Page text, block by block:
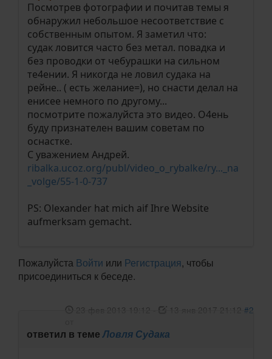
Посмотрев фотографии и почитав темы я
обнаружил небольшое несоответствие с
собственным опытом. Я заметил что:
судак ловится часто без метал. повадка и
без проводки от чебурашки на сильном
те4ении. Я никогда не ловил судака на
рейне.. ( есть желание=), но снасти делал на
енисее немного по другому...
посмотрите пожалуйста это видео. О4ень
буду признателен вашим советам по
оснастке.
С уважением Андрей.
ribalka.ucoz.org/publ/video_o_rybalke/ry..._na
_volge/55-1-0-737
PS: Olexander hat mich aif Ihre Website
aufmerksam gemacht.
Пожалуйста Войти или Регистрация, чтобы
присоединиться к беседе.
23 фев 2013 19:12 13 янв 2017 21:12 #2
ответил в темеЛовля Судака